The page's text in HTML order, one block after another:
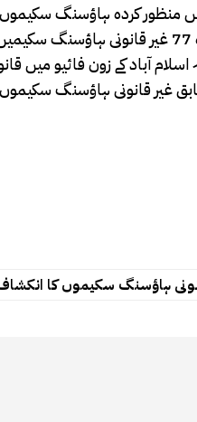
قانونی ہاؤسنگ سکیموں